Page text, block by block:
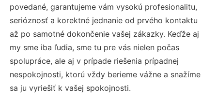
povedané, garantujeme vám vysokú profesionalitu,
serióznosť a korektné jednanie od prvého kontaktu
až po samotné dokončenie vašej zákazky. Keďže aj
my sme iba ľudia, sme tu pre vás nielen počas
spolupráce, ale aj v prípade riešenia prípadnej
nespokojnosti, ktorú vždy berieme vážne a snažíme
sa ju vyriešiť k vašej spokojnosti.